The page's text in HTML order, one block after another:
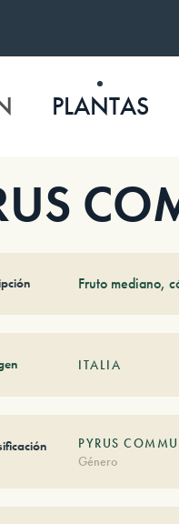
PLANTAS
Fruto mediano,
ITALIA
PYRUS
Género